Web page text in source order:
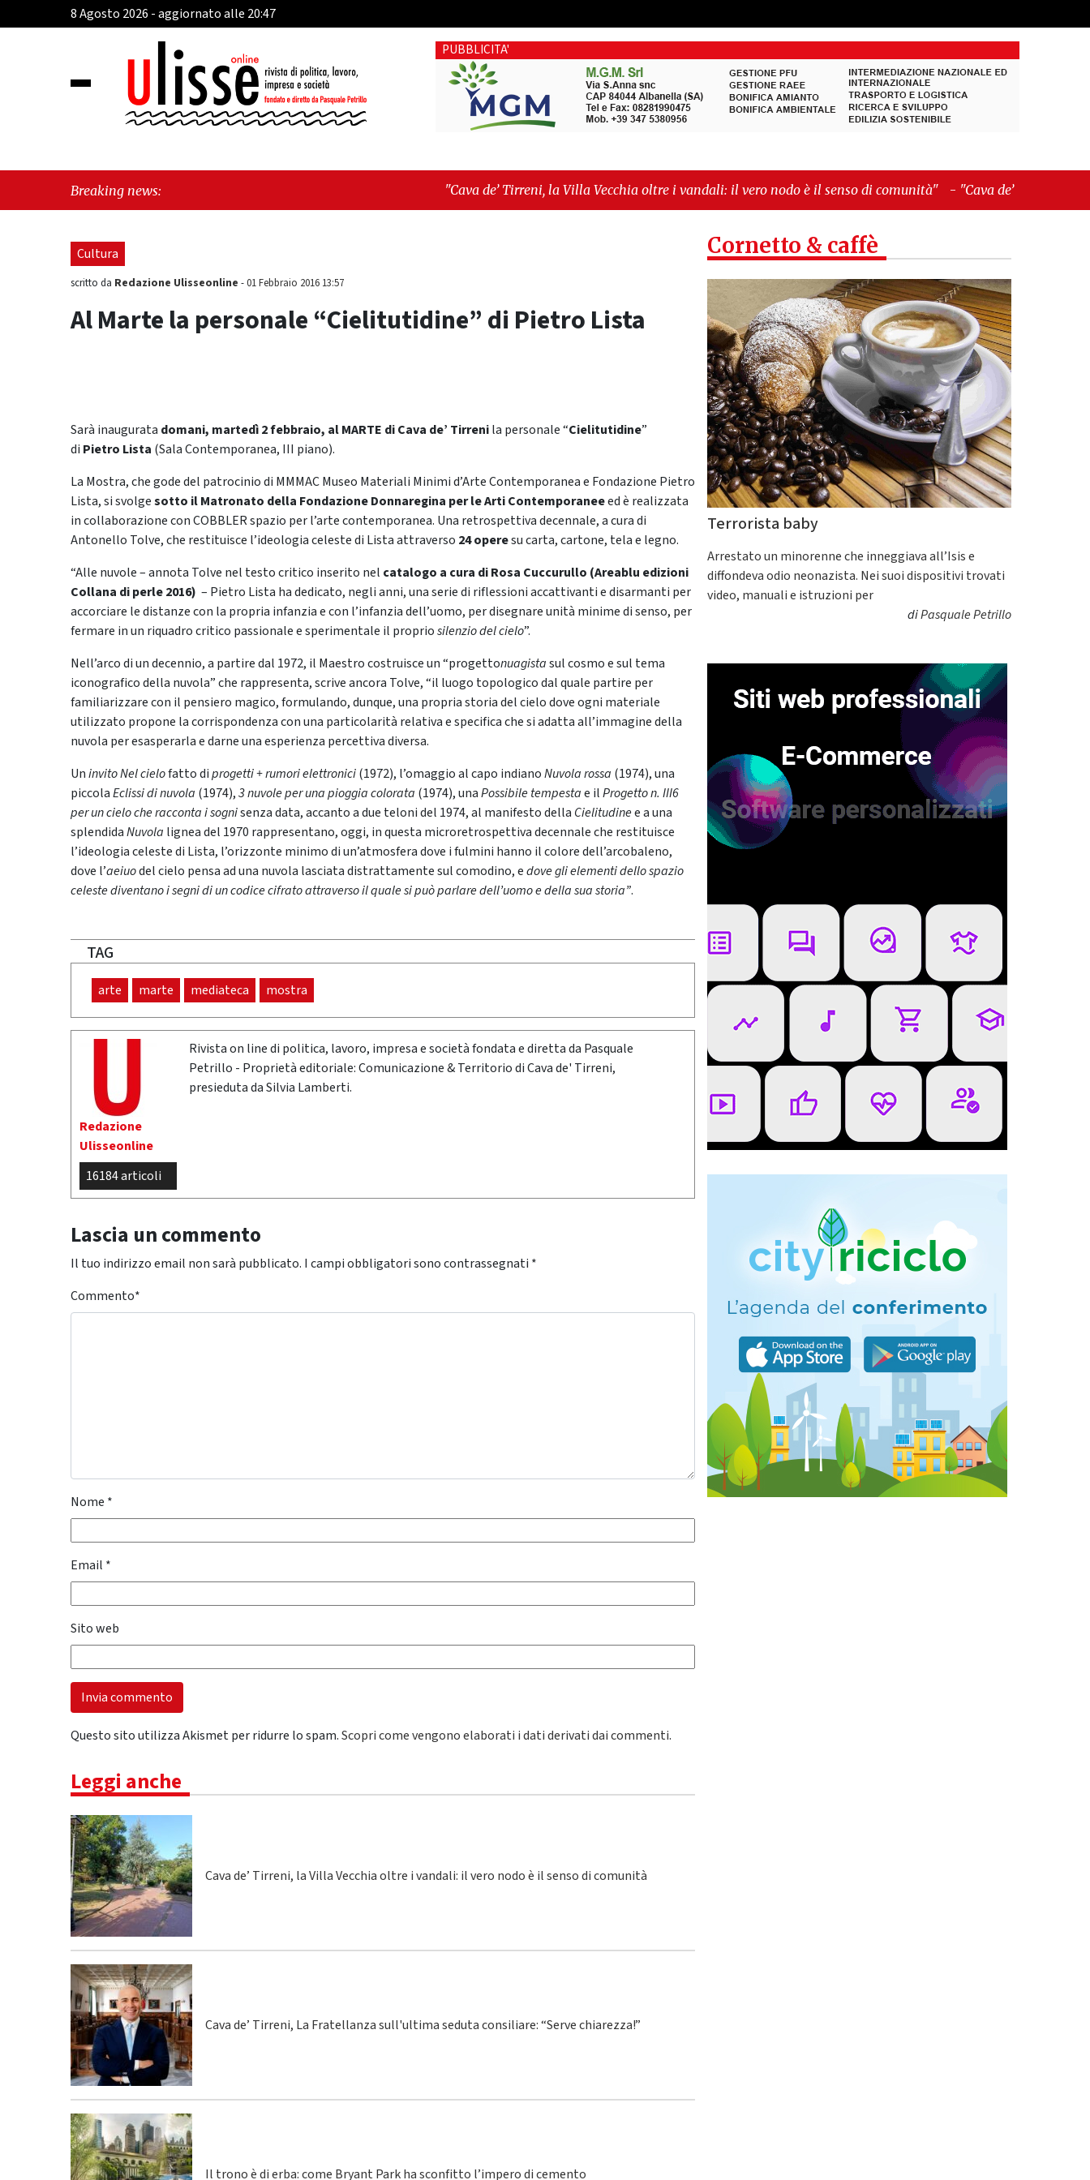
8 Agosto 2026 - aggiornato alle 20:47
PUBBLICITA'
Breaking news: "Cava de’ Tirreni, la Villa Vecchia oltre i vandali: il vero nodo è il senso di comunità" - "Cava de’ Tirreni, La
Fratellanza sull'ultima seduta consiliare: “Serve chiarezza!”"
Cultura
scritto da Redazione Ulisseonline -01 Febbraio 2016 13:57
Al Marte la personale “Cielitutidine” di Pietro Lista
Sarà inaugurata domani, martedì 2 febbraio, al MARTE di Cava de’ Tirrenila personale “Cielitutidine”
di Pietro Lista (Sala Contemporanea, III piano).
La Mostra, che gode del patrocinio di MMMAC Museo Materiali Minimi d’Arte Contemporanea e Fondazione Pietro
Lista, si svolgesotto il Matronato della Fondazione Donnaregina per le Arti Contemporaneeed è realizzata
in collaborazione con COBBLER spazio per l’arte contemporanea. Una retrospettiva decennale, a cura di
Antonello Tolve, che restituisce l’ideologia celeste di Lista attraverso 24 operesu carta, cartone, tela e legno.
“Alle nuvole – annota Tolve nel testo critico inserito nel catalogo a cura di Rosa Cuccurullo (Areablu edizioni
Collana di perle 2016) – Pietro Lista ha dedicato, negli anni, una serie di riflessioni accattivanti e disarmanti per
accorciare le distanze con la propria infanzia e con l’infanzia dell’uomo, per disegnare unità minime di senso, per
fermare in un riquadro critico passionale e sperimentale il propriosilenzio del cielo”.
Nell’arco di un decennio, a partire dal 1972, il Maestro costruisce un “progettonuagistasul cosmo e sul tema
iconografico della nuvola” che rappresenta, scrive ancora Tolve, “il luogo topologico dal quale partire per
familiarizzare con il pensiero magico, formulando, dunque, una propria storia del cielo dove ogni materiale
utilizzato propone la corrispondenza con una particolarità relativa e specifica che si adatta all’immagine della
nuvola per esasperarla e darne una esperienza percettiva diversa.
Uninvito Nel cielofatto diprogetti + rumori elettronici(1972), l’omaggio al capo indianoNuvola rossa (1974), una
piccolaEclissi di nuvola (1974),3 nuvole per una pioggia colorata (1974), unaPossibile tempestae ilProgetto n. III6
per un cielo che racconta i sognisenza data, accanto a due teloni del 1974, al manifesto della Cielitudinee a una
splendidaNuvola lignea del 1970 rappresentano, oggi, in questa microretrospettiva decennale che restituisce
l’ideologia celeste di Lista, l’orizzonte minimo di un’atmosfera dove i fulmini hanno il colore dell’arcobaleno,
dove l’aeiuodel cielo pensa ad una nuvola lasciata distrattamente sul comodino, edove gli elementi dello spazio
celeste diventano i segni di un codice cifrato attraverso il quale si può parlare dell’uomo e della sua storia”.
TAG
arte marte mediateca mostra
Redazione
Ulisseonline
16184 articoli
Rivista on line di politica, lavoro, impresa e società fondata e diretta da Pasquale
Petrillo - Proprietà editoriale: Comunicazione & Territorio di Cava de' Tirreni,
presieduta da Silvia Lamberti.
Lascia un commento
Il tuo indirizzo email non sarà pubblicato. I campi obbligatori sono contrassegnati *
Commento*
Nome *
Email *
Sito web
Questo sito utilizza Akismet per ridurre lo spam.Scopri come vengono elaborati i dati derivati dai commenti.
Leggi anche
Cava de’ Tirreni, la Villa Vecchia oltre i vandali: il vero nodo è il senso di comunità
Cava de’ Tirreni, La Fratellanza sull'ultima seduta consiliare: “Serve chiarezza!”
Il trono è di erba: come Bryant Park ha sconfitto l’impero di cemento
Cornetto & caffè
Terrorista baby
Arrestato un minorenne che inneggiava all’Isis e
diffondeva odio neonazista. Nei suoi dispositivi trovati
video, manuali e istruzioni per
diPasquale Petrillo